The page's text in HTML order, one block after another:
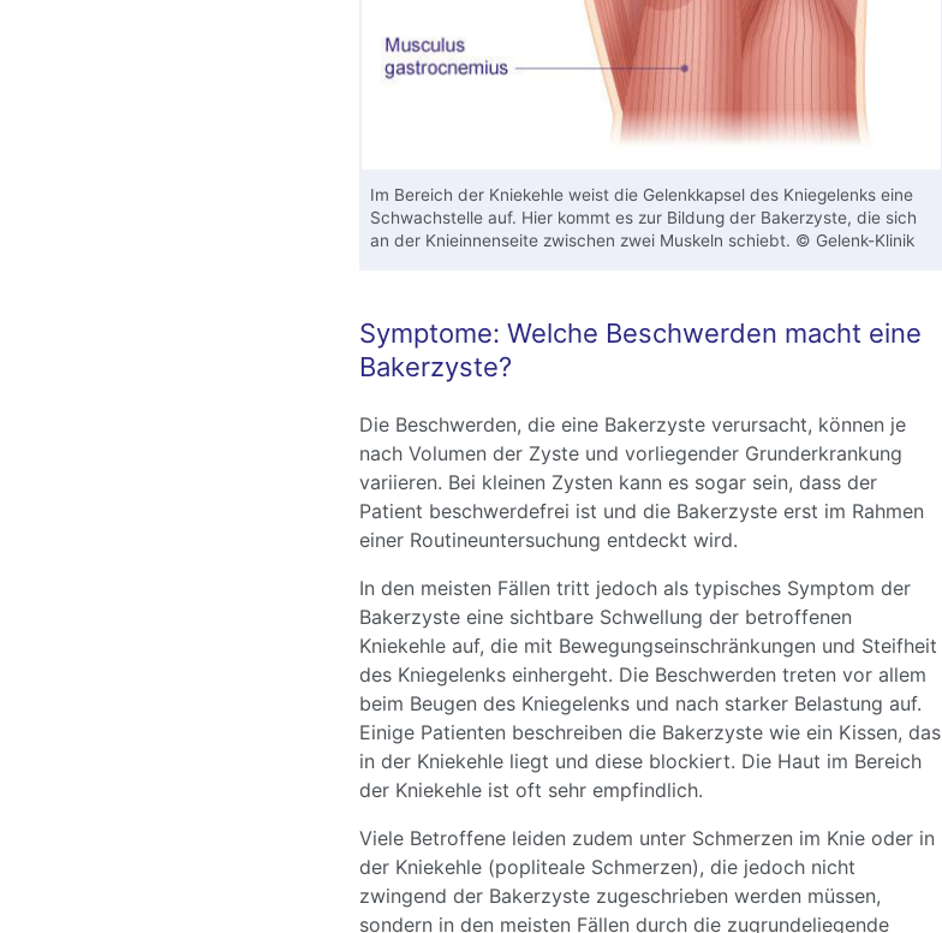
Im Bereich der Kniekehle weist die Gelenkkapsel des Kniegelenks eine
Schwachstelle auf. Hier kommt es zur Bildung der Bakerzyste, die sich
an der Knieinnenseite zwischen zwei Muskeln schiebt. © Gelenk-Klinik
Symptome: Welche Beschwerden macht eine
Bakerzyste?
Die Beschwerden, die eine Bakerzyste verursacht, können je
nach Volumen der Zyste und vorliegender Grunderkrankung
variieren. Bei kleinen Zysten kann es sogar sein, dass der
Patient beschwerdefrei ist und die Bakerzyste erst im Rahmen
einer Routineuntersuchung entdeckt wird.
In den meisten Fällen tritt jedoch als typisches Symptom der
Bakerzyste eine sichtbare Schwellung der betroffenen
Kniekehle auf, die mit Bewegungseinschränkungen und Steifheit
des Kniegelenks einhergeht. Die Beschwerden treten vor allem
beim Beugen des Kniegelenks und nach starker Belastung auf.
Einige Patienten beschreiben die Bakerzyste wie ein Kissen, das
in der Kniekehle liegt und diese blockiert. Die Haut im Bereich
der Kniekehle ist oft sehr empfindlich.
Viele Betroffene leiden zudem unter Schmerzen im Knie oder in
der Kniekehle (popliteale Schmerzen), die jedoch nicht
zwingend der Bakerzyste zugeschrieben werden müssen,
sondern in den meisten Fällen durch die zugrundeliegende